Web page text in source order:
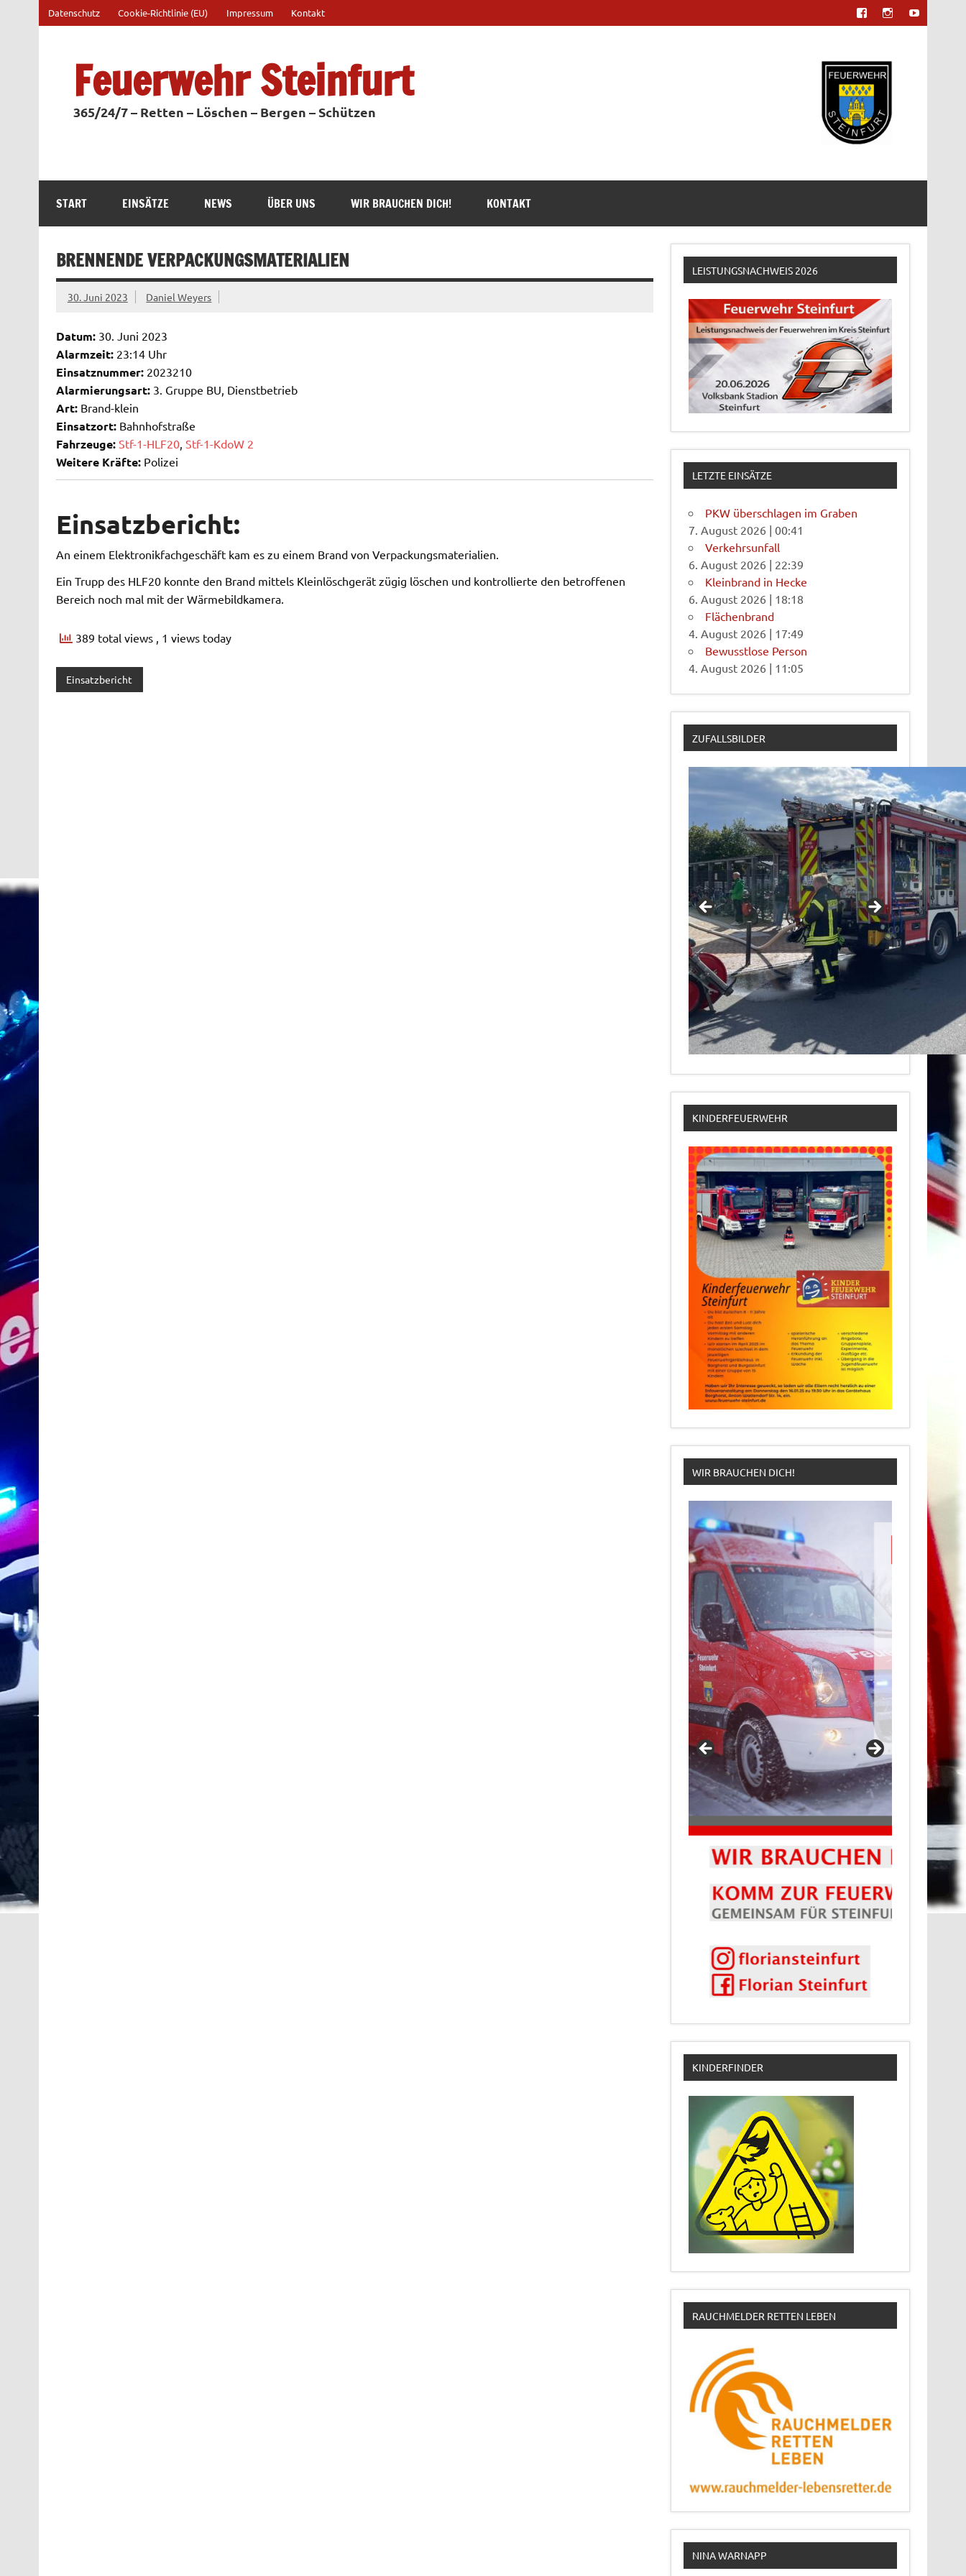
springen
Datenschutz Cookie-Richtlinie (EU) Impressum Kontakt
Feuerwehr Steinfurt
365/24/7 – Retten – Löschen – Bergen – Schützen
START EINSÄTZE NEWS ÜBER UNS WIR BRAUCHEN DICH! KONTAKT
BRENNENDE VERPACKUNGSMATERIALIEN
30. Juni 2023 Daniel Weyers
Datum:30. Juni 2023
Alarmzeit:23:14 Uhr
Einsatznummer:2023210
Alarmierungsart:3. Gruppe BU, Dienstbetrieb
Art:Brand-klein
Einsatzort:Bahnhofstraße
Fahrzeuge: Stf-1-HLF20, Stf-1-KdoW 2
Weitere Kräfte:Polizei
Einsatzbericht:
An einem Elektronikfachgeschäft kam es zu einem Brand von Verpackungsmaterialien.
Ein Trupp des HLF20 konnte den Brand mittels Kleinlöschgerät zügig löschen und kontrollierte den betroffenen
Bereich noch mal mit der Wärmebildkamera.
389 total views , 1 views today
Einsatzbericht
LEISTUNGSNACHWEIS 2026
LETZTE EINSÄTZE
PKW überschlagen im Graben
7. August 2026 |00:41
Verkehrsunfall
6. August 2026 | 22:39
Kleinbrand in Hecke
6. August 2026 | 18:18
Flächenbrand
4. August 2026 | 17:49
Bewusstlose Person
4. August 2026 | 11:05
ZUFALLSBILDER
KINDERFEUERWEHR
WIR BRAUCHEN DICH!
KINDERFINDER
RAUCHMELDER RETTEN LEBEN
NINA WARNAPP